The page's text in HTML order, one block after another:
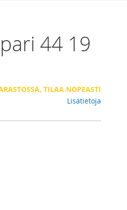
44 19
TILAA NOPEASTI
Lisätietoja